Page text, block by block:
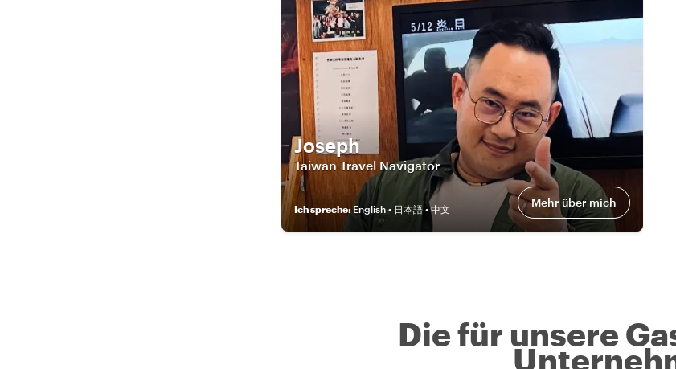
Joseph
Taiwan Travel Navigator
Ich spreche:English • 日本語 • 中文 Mehr über mich
Die für unsere